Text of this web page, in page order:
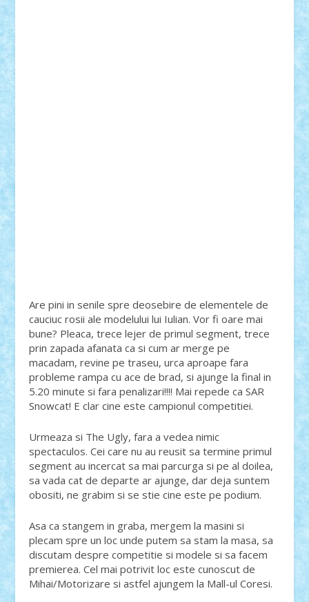
Are pini in senile spre deosebire de elementele de
cauciuc rosii ale modelului lui Iulian. Vor fi oare mai
bune? Pleaca, trece lejer de primul segment, trece
prin zapada afanata ca si cum ar merge pe
macadam, revine pe traseu, urca aproape fara
probleme rampa cu ace de brad, si ajunge la final in
5.20 minute si fara penalizari!!!! Mai repede ca SAR
Snowcat! E clar cine este campionul competitiei.
Urmeaza si The Ugly, fara a vedea nimic
spectaculos. Cei care nu au reusit sa termine primul
segment au incercat sa mai parcurga si pe al doilea,
sa vada cat de departe ar ajunge, dar deja suntem
obositi, ne grabim si se stie cine este pe podium.
Asa ca stangem in graba, mergem la masini si
plecam spre un loc unde putem sa stam la masa, sa
discutam despre competitie si modele si sa facem
premierea. Cel mai potrivit loc este cunoscut de
Mihai/Motorizare si astfel ajungem la Mall-ul Coresi.